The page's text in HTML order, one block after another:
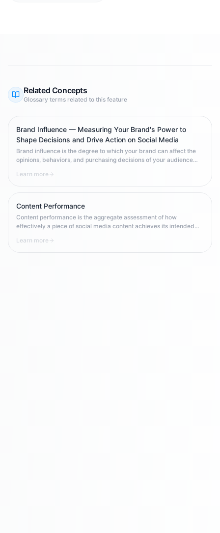
Related Concepts
Glossary terms related to this feature
Brand Influence — Measuring Your Brand's Power to
Shape Decisions and Drive Action on Social Media
Brand influence is the degree to which your brand can affect the
opinions, behaviors, and purchasing decisions of your audience
brand recognition (being remembered), influence is about the
brand's power to change what people think, say, and do. It's the
highest-order social media metric — and the hardest to build.
Learn more
Content Performance
Content performance is the aggregate assessment of how
effectively a piece of social media content achieves its intended
engagement rate, saves, clicks, and conversions relative to
Learn more